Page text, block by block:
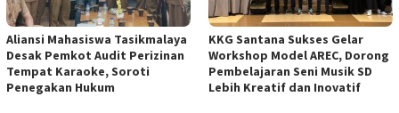
Aliansi Mahasiswa Tasikmalaya
Desak Pemkot Audit Perizinan
Tempat Karaoke, Soroti
Penegakan Hukum
KKG Santana Sukses Gelar
Workshop Model AREC, Dorong
Pembelajaran Seni Musik SD
Lebih Kreatif dan Inovatif